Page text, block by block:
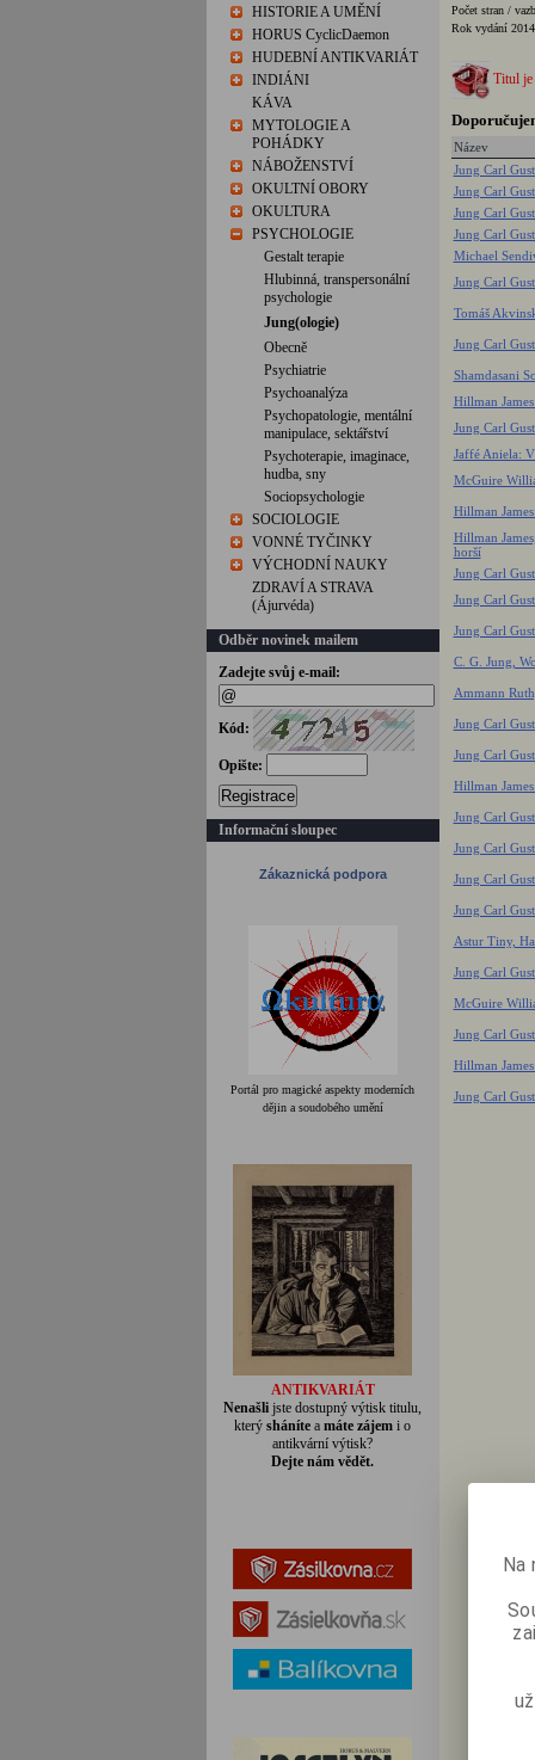
HISTORIE A UMĚNÍ
HORUS CyclicDaemon
HUDEBNÍ ANTIKVARIÁT
INDIÁNI
KÁVA
MYTOLOGIE A
POHÁDKY
NÁBOŽENSTVÍ
OKULTNÍ OBORY
OKULTURA
PSYCHOLOGIE
Gestalt terapie
Hlubinná, transpersonální
psychologie
Jung(ologie)
Obecně
Psychiatrie
Psychoanalýza
Psychopatologie, mentální
manipulace, sektářství
Psychoterapie, imaginace,
hudba, sny
Sociopsychologie
SOCIOLOGIE
VONNÉ TYČINKY
VÝCHODNÍ NAUKY
ZDRAVÍ A STRAVA
(Ájurvéda)
Odběr novinek mailem
Zadejte svůj e-mail:
Kód:
Opište:
Registrace
Informační sloupec
Zákaznická podpora
Portál pro magické aspekty moderních
dějin a soudobého umění
ANTIKVARIÁT
Nenašli jste dostupný výtisk titulu,
který sháníte a máte zájem i o
antikvární výtisk?
Dejte nám vědět.
Počet stran /
Rok vydání 2014
Titul je
Název
Jung Carl
Jung Carl
Jung Carl
Jung Carl
Michael
Jung Carl
Tomáš
Jung Carl
Shamdasani
Hillman
Jung Carl
Jaffé Aniela:
McGuire
Hillman
Hillman
horší
Jung Carl
Jung Carl
Jung Carl
C. G. Jung,
Ammann
Jung Carl
Jung Carl
Hillman
Jung Carl
Jung Carl
Jung Carl
Jung Carl
Astur Tiny,
Jung Carl
McGuire
Jung Carl
Hillman
Jung Carl
Na